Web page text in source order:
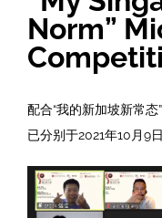
Norm”
配合“我的新加坡新常
已分别于2021年10月9